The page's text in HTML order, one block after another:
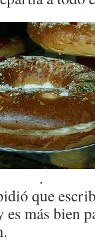
.
que
más bien